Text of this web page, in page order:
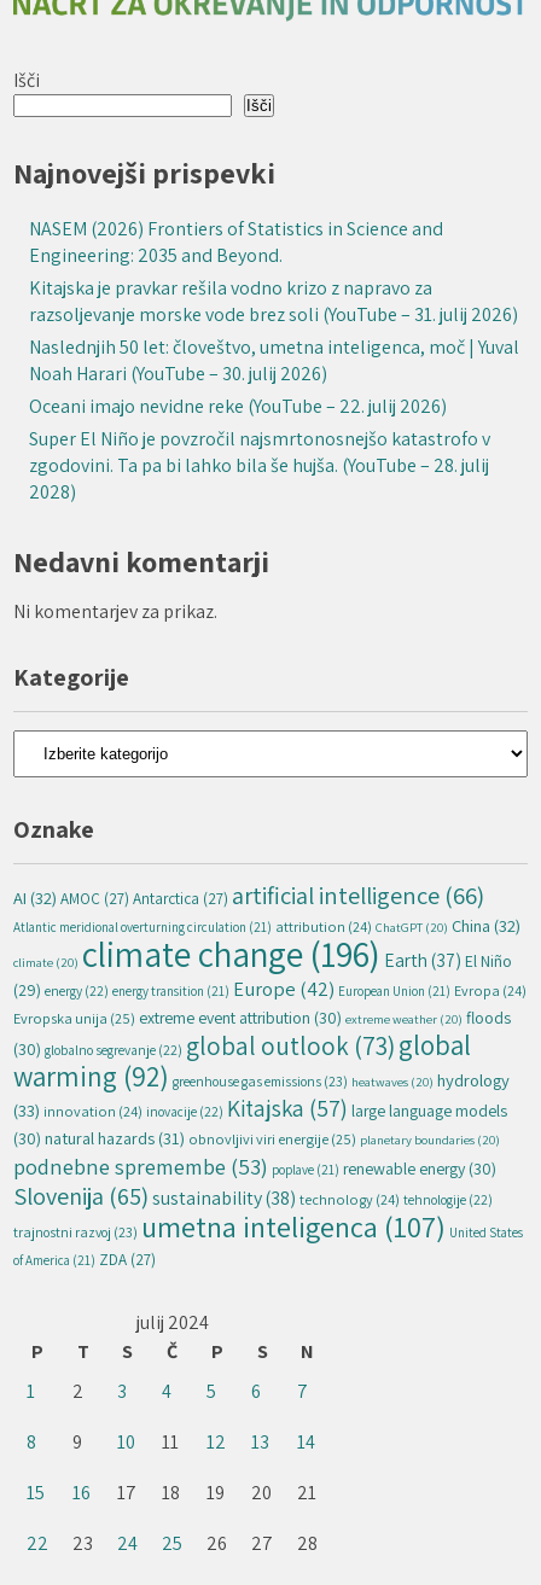
Išči
Išči
Najnovejši prispevki
NASEM (2026) Frontiers of Statistics in Science and
Engineering: 2035 and Beyond.
Kitajska je pravkar rešila vodno krizo z napravo za
razsoljevanje morske vode brez soli (YouTube – 31. julij 2026)
Naslednjih 50 let: človeštvo, umetna inteligenca, moč | Yuval
Noah Harari (YouTube – 30. julij 2026)
Oceani imajo nevidne reke (YouTube – 22. julij 2026)
Super El Niño je povzročil najsmrtonosnejšo katastrofo v
zgodovini. Ta pa bi lahko bila še hujša. (YouTube – 28. julij
2028)
Nedavni komentarji
Ni komentarjev za prikaz.
Kategorije
Kategorije
Oznake
AI (32) AMOC (27) Antarctica (27) artificial intelligence (66)
Atlantic meridional overturning circulation (21) attribution (24) ChatGPT (20) China (32)
climate (20) climate change (196) Earth (37) El Niño
(29) energy (22) energy transition (21) Europe (42) European Union (21) Evropa (24)
Evropska unija (25) extreme event attribution (30) extreme weather (20) floods
(30) globalno segrevanje (22) global outlook (73)global
warming (92) greenhouse gas emissions (23) heatwaves (20) hydrology
(33) innovation (24) inovacije (22) Kitajska (57) large language models
(30) natural hazards (31) obnovljivi viri energije(25) planetary boundaries (20)
podnebne spremembe (53) poplave (21) renewable energy (30)
Slovenija (65) sustainability(38) technology(24) tehnologije (22)
trajnostni razvoj (23) umetna inteligenca (107) United States
of America (21) ZDA (27)
julij 2024
P
T S Č P S
N
1
2 3 4 5 6
7
8
9 10 11 12 13
14
15
16 17 18 19 20
21
22
23 24 25 26 27
28